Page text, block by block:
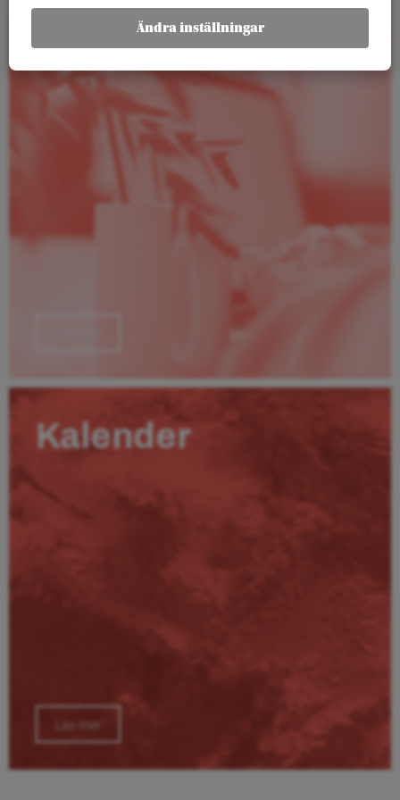
Rapporter
Kalender
Läs mer
Ändra inställningar